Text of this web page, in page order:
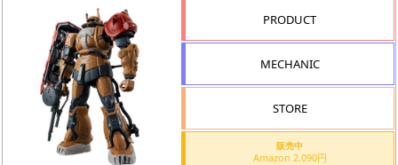
PRODUCT
MECHANIC
STORE
販売中
Amazon 2,090円